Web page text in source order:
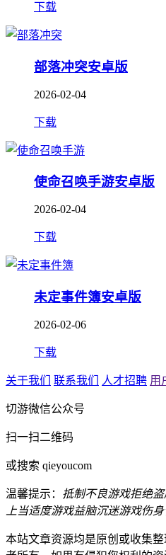
下载
部落冲突安卓版
2026-02-04
下载
使命召唤手游安卓版
2026-02-04
下载
未定事件簿安卓版
2026-02-06
下载
关于我们 联系我们 人才招聘 用
切游微信公众号
扫一扫二维码
或搜索 qieyoucom
温馨提示： 抵制不良游戏拒绝
上当适度游戏益脑沉迷游戏伤身
本站文章资源均是原创或收集